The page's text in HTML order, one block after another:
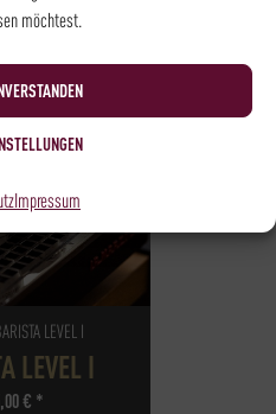
möchtest.
Impressum
LEVEL I
LEVEL I
€ *